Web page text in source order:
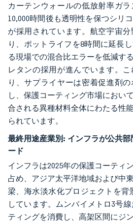
カーテンウォールの低放射率ガ
10,000時間後も透明性を保つシリ
が採用されています。航空宇宙
り、ポットライフを8時間に延長
る現場での混合比エラーを低減す
レタンの採用が進んでいます。
り、サプライヤーは密着促進剤
し、保護コーティング市場におい
合される異種材料全体にわたる性
られています。
最終用途産業別: インフラが公共
ード
インフラは2025年の保護コーティ
占め、アジア太平洋地域および中
梁、海水淡水化プロジェクトを背
しています。ムンバイメトロ3号
ティングを消費し、高架区間にジ